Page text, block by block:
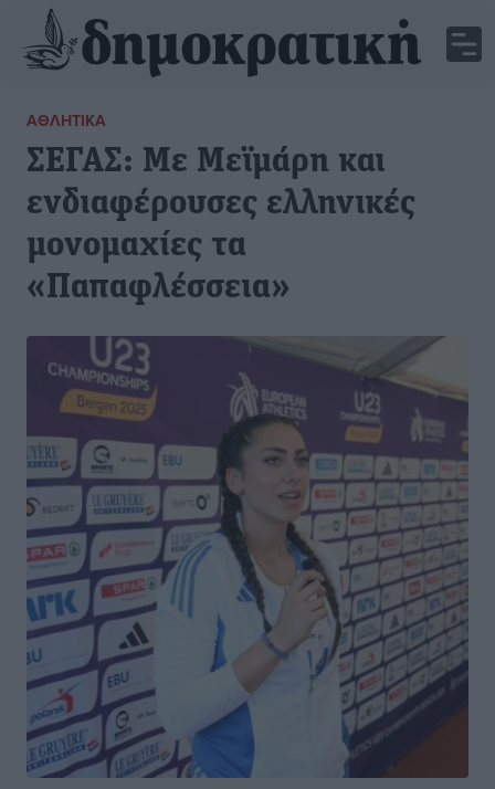
ΑΘΛΗΤΙΚΆ
ΣΕΓΑΣ: Με Μεϊμάρη και
ενδιαφέρουσες ελληνικές
μονομαχίες τα
«Παπαφλέσσεια»